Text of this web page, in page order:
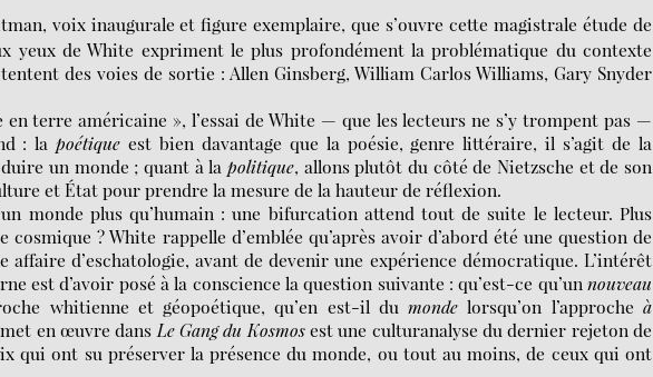
voix inaugurale et figure exemplaire, que s’ouvre cette magistrale étude de
yeux de White expriment le plus profondément la problématique du contexte
des voies de sortie : Allen Ginsberg, William Carlos Williams, Gary Snyder
terre américaine », l’essai de White — que les lecteurs ne s’y trompent pas —
: lapoétique est bien davantage que la poésie, genre littéraire, il s’agit de la
un monde ; quant à la politique, allons plutôt du côté de Nietzsche et de son
et État pour prendre la mesure de la hauteur de réflexion.
monde plus qu’humain : une bifurcation attend tout de suite le lecteur. Plus
? White rappelle d’emblée qu’après avoir d’abord été une question de
affaire d’eschatologie, avant de devenir une expérience démocratique. L’intérêt
est d’avoir posé à la conscience la question suivante : qu’est-ce qu’un nouveau
whitienne et géopoétique, qu’en est-il dumonde lorsqu’on l’approche à
en œuvre dans Le Gang du Kosmosest une culturanalyse du dernier rejeton de
qui ont su préserver la présence du monde, ou tout au moins, de ceux qui ont